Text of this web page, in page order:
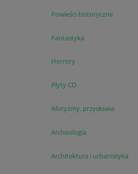
Powieści historyczne
Fantastyka
Horrory
Płyty CD
Aforyzmy, przysłowia
Archeologia
Architektura i urbanistyka